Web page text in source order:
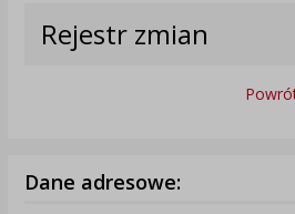
Rejestr zmian
Dane adresowe: